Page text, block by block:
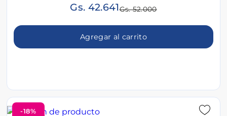
Gs. 42.641Gs. 52.000
Agregar al carrito
-18%